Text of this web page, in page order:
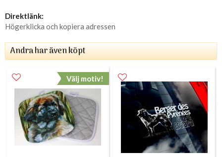
Direktlänk:
Högerklicka och kopiera adressen
Andra har även köpt
Välj motiv!